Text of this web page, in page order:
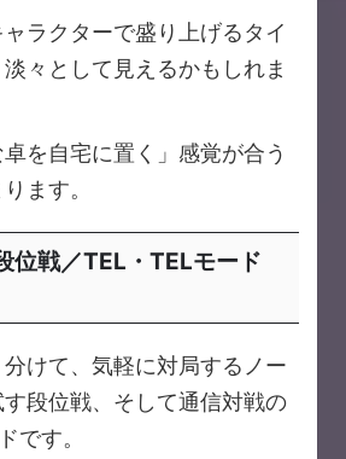
ラクターで盛り上げるタイ
々として見えるかもしれま
を自宅に置く」感覚が合う
ます。
位戦／TEL・TELモード
けて、気軽に対局するノー
段位戦、そして通信対戦の
です。